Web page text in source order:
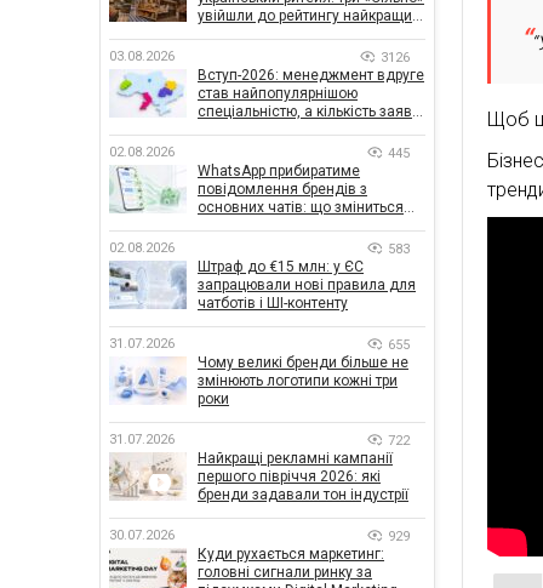
Щоб
увійшли до рейтингу найкращих
03.08.2026 3126
Вступ-2026: менеджмент вдруге
став найпопулярнішою
спеціальністю, а кількість заяв
02.08.2026 445
WhatsApp прибиратиме
повідомлення брендів з
основних чатів: що зміниться
02.08.2026 583
Штраф до €15 млн: у ЄС
запрацювали нові правила для
чатботів і ШІ-контенту
31.07.2026 655
Чому великі бренди більше не
змінюють логотипи кожні три
роки
31.07.2026 722
Найкращі рекламні кампанії
першого півріччя 2026: які
бренди задавали тон індустрії
30.07.2026 929
Куди рухається маркетинг:
головні сигнали ринку за